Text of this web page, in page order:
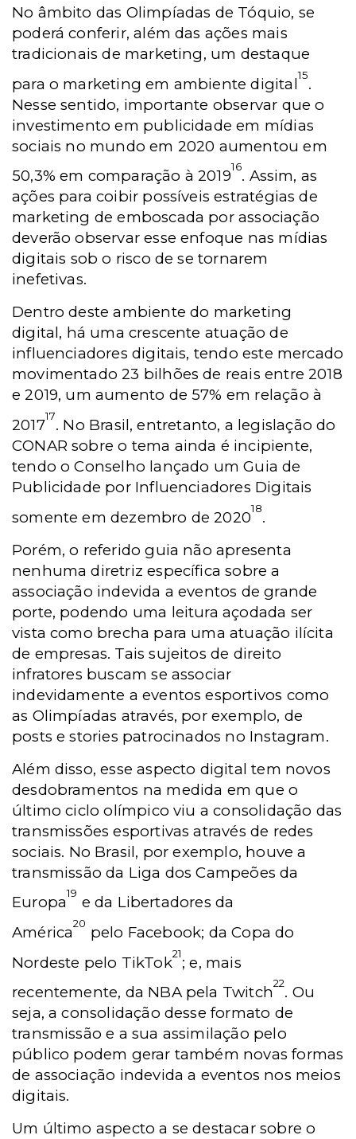
No âmbito das Olimpíadas de Tóquio, se
poderá conferir, além das ações mais
tradicionais de marketing, um destaque
para o marketing em ambiente digital15.
Nesse sentido, importante observar que o
investimento em publicidade em mídias
sociais no mundo em 2020 aumentou em
50,3% em comparação à 201916. Assim, as
ações para coibir possíveis estratégias de
marketing de emboscada por associação
deverão observar esse enfoque nas mídias
digitais sob o risco de se tornarem
inefetivas.
Dentro deste ambiente do marketing
digital, há uma crescente atuação de
influenciadores digitais, tendo este mercado
movimentado 23 bilhões de reais entre 2018
e 2019, um aumento de 57% em relação à
201717. No Brasil, entretanto, a legislação do
CONAR sobre o tema ainda é incipiente,
tendo o Conselho lançado um Guia de
Publicidade por Influenciadores Digitais
somente em dezembro de 202018.
Porém, o referido guia não apresenta
nenhuma diretriz específica sobre a
associação indevida a eventos de grande
porte, podendo uma leitura açodada ser
vista como brecha para uma atuação ilícita
de empresas. Tais sujeitos de direito
infratores buscam se associar
indevidamente a eventos esportivos como
as Olimpíadas através, por exemplo, de
posts e stories patrocinados no Instagram.
Além disso, esse aspecto digital tem novos
desdobramentos na medida em que o
último ciclo olímpico viu a consolidação das
transmissões esportivas através de redes
sociais. No Brasil, por exemplo, houve a
transmissão da Liga dos Campeões da
Europa19 e da Libertadores da
América20 pelo Facebook; da Copa do
Nordeste pelo TikTok21; e, mais
recentemente, da NBA pela Twitch22. Ou
seja, a consolidação desse formato de
transmissão e a sua assimilação pelo
público podem gerar também novas formas
de associação indevida a eventos nos meios
digitais.
Um último aspecto a se destacar sobre o